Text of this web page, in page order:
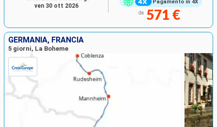
Pagamento in 4X
da 571 €
ven 30 ott 2026
GERMANIA, FRANCIA
5 giorni, La Boheme